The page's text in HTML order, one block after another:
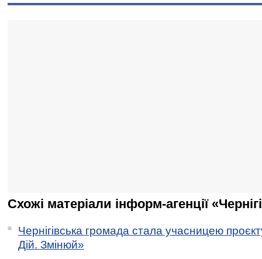
Схожі матеріали інформ-агенції
Чернігівська громада стала учасницею
Дій. Змінюй»